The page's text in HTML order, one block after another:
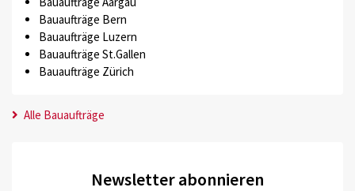
Bauaufträge Bern
Bauaufträge Luzern
Bauaufträge St.Gallen
Bauaufträge Zürich
Alle Bauaufträge
Newsletter abonnieren